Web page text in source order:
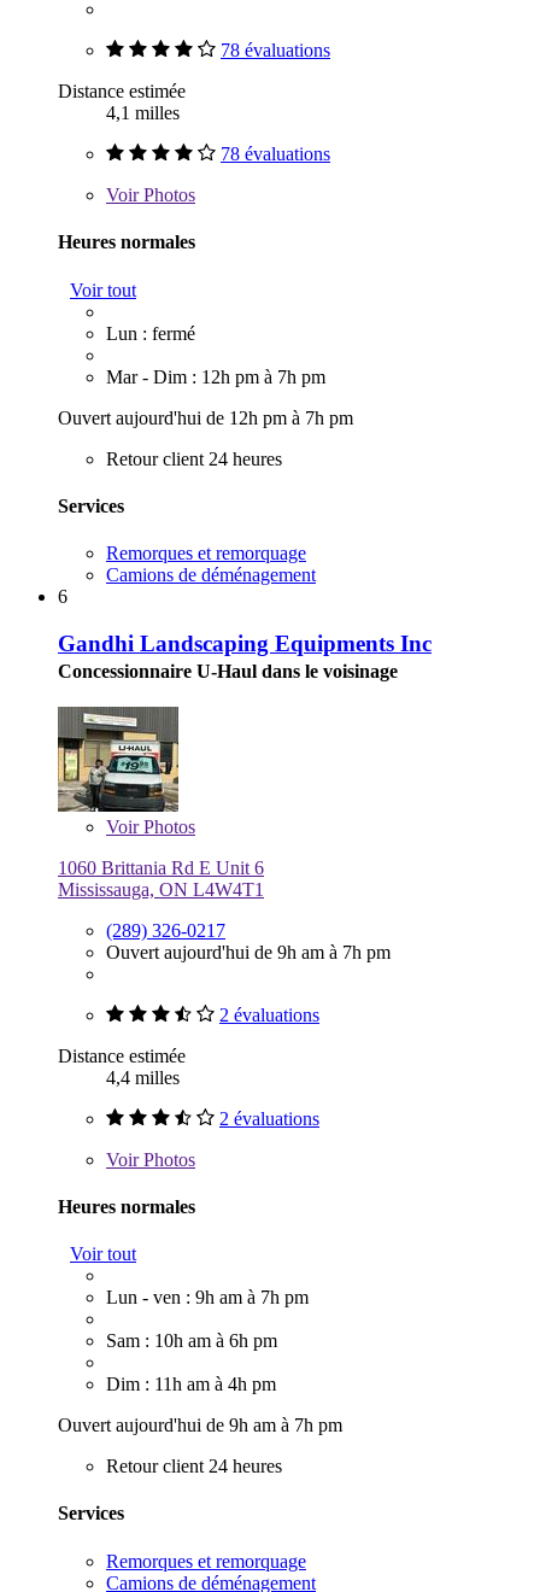
78 évaluations
Distance estimée
4,1 milles
78 évaluations
VoirPhotos
Heures normales
Voir tout
Lun : fermé
Mar - Dim : 12h pm à 7h pm
Ouvert aujourd'hui de 12h pm à 7h pm
Retour client 24 heures
Services
Remorques et remorquage
Camions de déménagement
6
Gandhi Landscaping Equipments Inc
Concessionnaire U-Haul dans le voisinage
VoirPhotos
1060 Brittania Rd E Unit 6
Mississauga, ON L4W4T1
(289) 326-0217
Ouvert aujourd'hui de 9h am à 7h pm
2 évaluations
Distance estimée
4,4 milles
2 évaluations
VoirPhotos
Heures normales
Voir tout
Lun - ven : 9h am à 7h pm
Sam : 10h am à 6h pm
Dim : 11h am à 4h pm
Ouvert aujourd'hui de 9h am à 7h pm
Retour client 24 heures
Services
Remorques et remorquage
Camions de déménagement